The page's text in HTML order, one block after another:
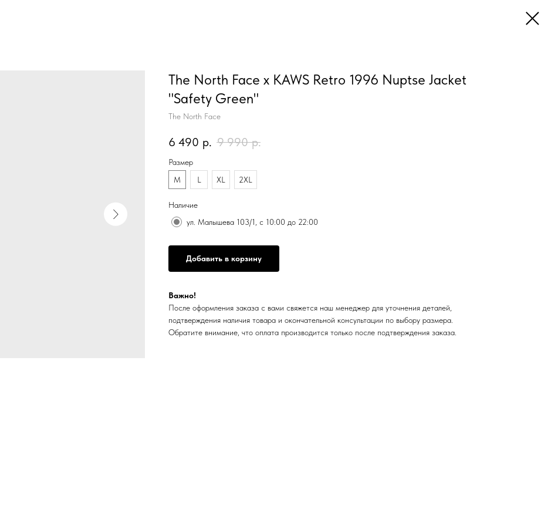
The North Face x KAWS Retro 1996 Nuptse Jacket
"Safety Green"
The North Face
6 490 р. 9 990 р.
Размер
M
L XL 2XL
Наличие
ул. Малышева 103/1, с 10:00 до 22:00
Добавить в корзину
Важно!
После оформления заказа с вами свяжется наш менеджер для уточнения деталей,
подтверждения наличия товара и окончательной консультации по выбору размера.
Обратите внимание, что оплата производится только после подтверждения заказа.